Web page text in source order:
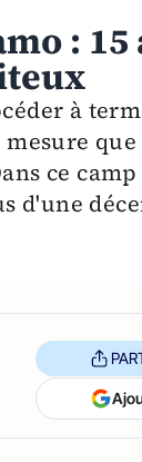
: 15
à
que
ce
d'une